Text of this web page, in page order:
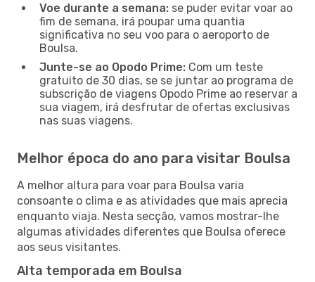
Voe durante a semana: se puder evitar voar ao
fim de semana, irá poupar uma quantia
significativa no seu voo para o aeroporto de
Boulsa.
Junte-se ao Opodo Prime: Com um teste
gratuito de 30 dias, se se juntar ao programa de
subscrição de viagens Opodo Prime ao reservar a
sua viagem, irá desfrutar de ofertas exclusivas
nas suas viagens.
Melhor época do ano para visitar Boulsa
A melhor altura para voar para Boulsa varia
consoante o clima e as atividades que mais aprecia
enquanto viaja. Nesta secção, vamos mostrar-lhe
algumas atividades diferentes que Boulsa oferece
aos seus visitantes.
Alta temporada em Boulsa